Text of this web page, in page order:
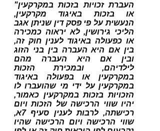
"העברת זכויות בזכות במקרקעין
או בזכות באיגוד מקרקעין,
הנעשית על פי פסק דין שניתן אגב
הליכי גירושין, לא יראוה כמכירה
או כפעולה באיגוד לענין חוק זה,
בין אם היא העברה בין בני הזוג
ובין אם היא העברה מהם
לילדיהם, ובמכירת הזכות
במקרקעין או בפעולה באיגוד
במקרקעין על ידי מי שהועברו לו
הזכויות בזכות במקרקעין כאמור,
יהיו שווי הרכישה של הזכות ויום
רכישתה, לרבות לענין סעיף 7א,
שווי הרכישה ויום הרכישה שהיו